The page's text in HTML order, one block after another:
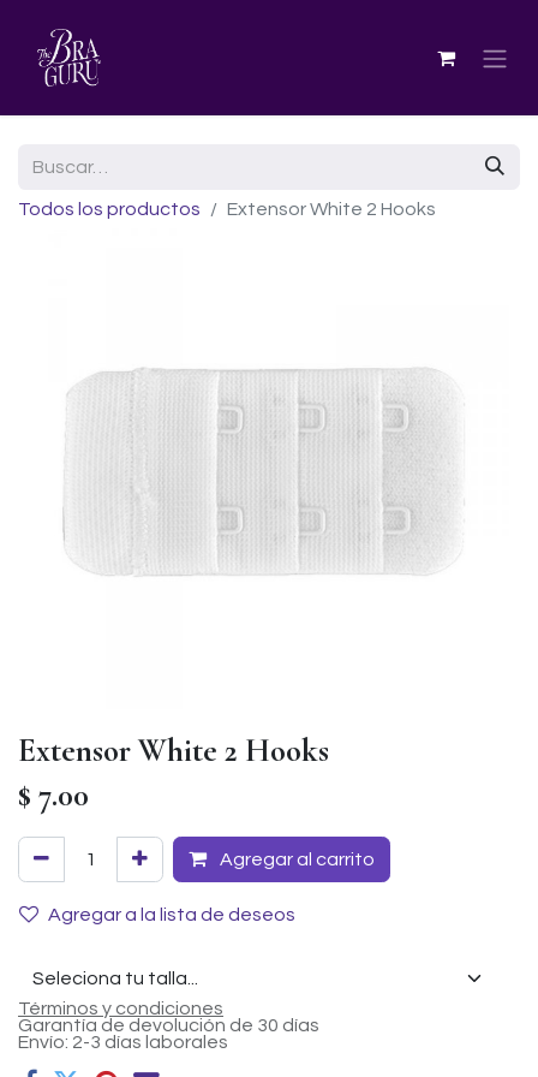
Todos los productos Extensor White 2 Hooks
Extensor White 2 Hooks
$ 7.00
Agregar al carrito
Agregar a la lista de deseos
Términos y condiciones
Garantía de devolución de 30 días
Envío: 2-3 días laborales